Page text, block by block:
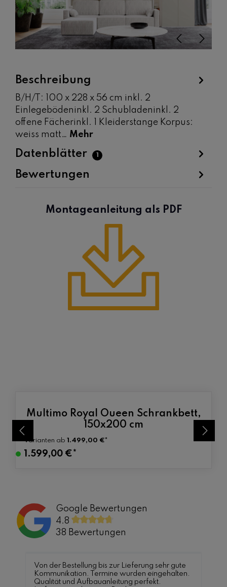
Beschreibung
B/H/T: 100 x 228 x 56 cm inkl. 2
Einlegebödeninkl. 2 Schubladeninkl. 2
offene Fächerinkl. 1 Kleiderstange Korpus:
weiss matt… Mehr
Datenblätter 1
Bewertungen
Montageanleitung als PDF
Bewertung von 0 von 5 Sternen
Multimo Royal Oueen Schrankbett,
150x200 cm
Varianten ab 1.499,00 €*
V
a
n
d
f
1.599,00 €*
Google Bewertungen
4.8
38 Bewertungen
Von der Bestellung bis zur Lieferung sehr gute
Kommunikation. Termine wurden eingehalten.
Qualität und Aufbauanleitung perfekt.